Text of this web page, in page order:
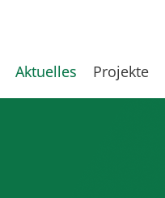
Aktuelles Projekte